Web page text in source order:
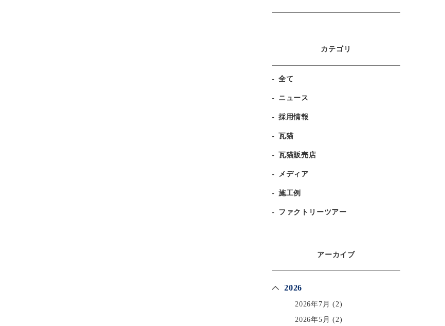
カテゴリ
全て
ニュース
採用情報
瓦猫
瓦猫販売店
メディア
施工例
ファクトリーツアー
アーカイブ
2026
2026年7月 (2)
2026年5月 (2)